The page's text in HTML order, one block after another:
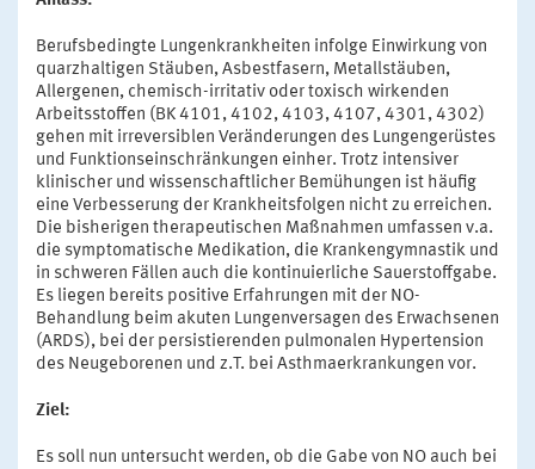
Berufsbedingte Lungenkrankheiten infolge Einwirkung von
quarzhaltigen Stäuben, Asbestfasern, Metallstäuben,
Allergenen, chemisch-irritativ oder toxisch wirkenden
Arbeitsstoffen (BK 4101, 4102, 4103, 4107, 4301, 4302)
gehen mit irreversiblen Veränderungen des Lungengerüstes
und Funktionseinschränkungen einher. Trotz intensiver
klinischer und wissenschaftlicher Bemühungen ist häufig
eine Verbesserung der Krankheitsfolgen nicht zu erreichen.
Die bisherigen therapeutischen Maßnahmen umfassen v.a.
die symptomatische Medikation, die Krankengymnastik und
in schweren Fällen auch die kontinuierliche Sauerstoffgabe.
Es liegen bereits positive Erfahrungen mit der NO-
Behandlung beim akuten Lungenversagen des Erwachsenen
(ARDS), bei der persistierenden pulmonalen Hypertension
des Neugeborenen und z.T. bei Asthmaerkrankungen vor.
Ziel:
Es soll nun untersucht werden, ob die Gabe von NO auch bei